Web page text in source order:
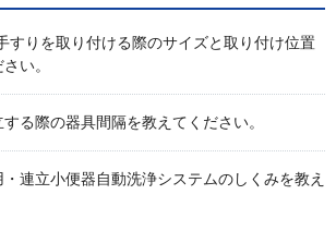
すりを取り付ける際のサイズと取り付け位置
い。
る際の器具間隔を教えてください。
連立小便器自動洗浄システムのしくみを教え